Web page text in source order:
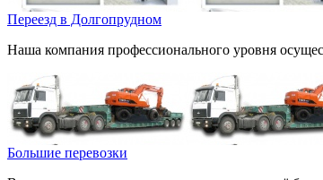
Переезд в Долгопрудном
Наша компания профессионального уровня
Большие перевозки